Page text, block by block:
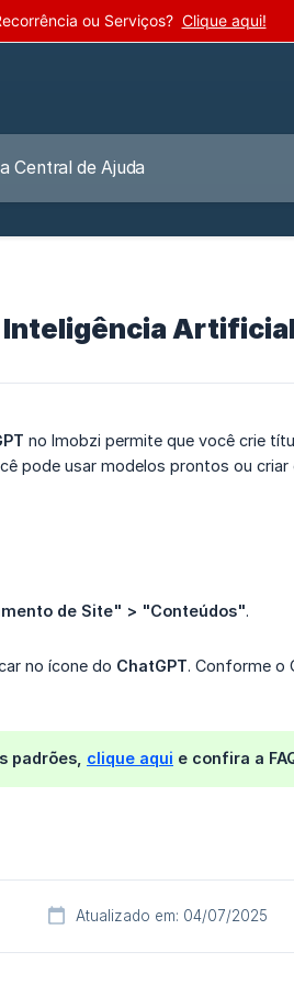
ou Serviços? Clique aqui!
no Imobzi permite que você crie
pode usar modelos prontos ou
de Site" > "Conteúdos".
no ícone do ChatGPT. Conforme o
padrões, clique aqui e confira a
Atualizado em: 04/07/2025